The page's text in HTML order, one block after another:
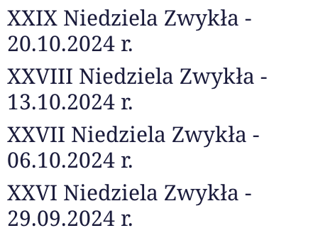
XXIX Niedziela Zwykła -
20.10.2024 r.
XXVIII Niedziela Zwykła -
13.10.2024 r.
XXVII Niedziela Zwykła -
06.10.2024 r.
XXVI Niedziela Zwykła -
29.09.2024 r.